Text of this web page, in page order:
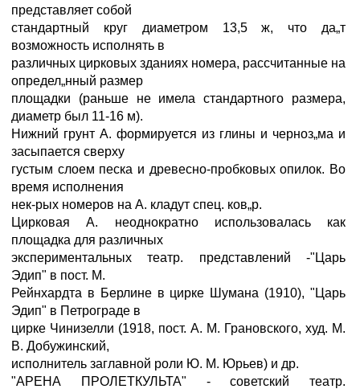
представляет собой
стандартный круг диаметром 13,5 ж, что да„т
возможность исполнять в
различных цирковых зданиях номера, рассчитанные на
определ„нный размер
площадки (раньше не имела стандартного размера,
диаметр был 11-16 м).
Нижний грунт А. формируется из глины и черноз„ма и
засыпается сверху
густым слоем песка и древесно-пробковых опилок. Во
время исполнения
нек-рых номеров на А. кладут спец. ков„р.
Цирковая А. неоднократно использовалась как
площадка для различных
экспериментальных театр. представлений -"Царь
Эдип" в пост. М.
Рейнхардта в Берлине в цирке Шумана (1910), "Царь
Эдип" в Петрограде в
цирке Чинизелли (1918, пост. А. М. Грановского, худ. М.
В. Добужинский,
исполнитель заглавной роли Ю. М. Юрьев) и др.
"АРЕНА ПРОЛЕТКУЛЬТА" - советский театр.